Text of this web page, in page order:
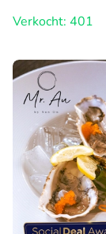
Verkocht: 401